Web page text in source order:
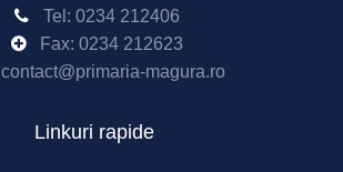
Tel: 0234 212406
Fax: 0234 212623
contact@primaria-magura.ro
Linkuri rapide